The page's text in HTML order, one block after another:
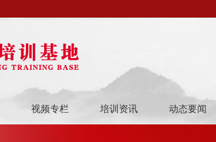
视频专栏 培训资讯 动态要闻